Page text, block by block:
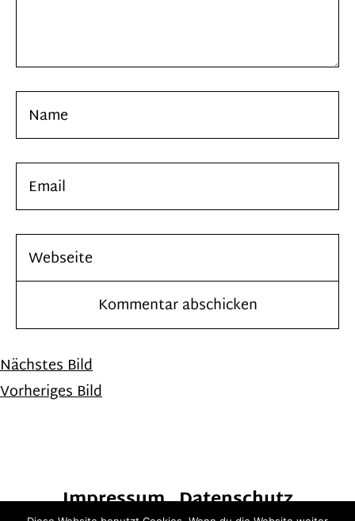
Nächstes Bild
Vorheriges Bild
Impressum Datenschutz